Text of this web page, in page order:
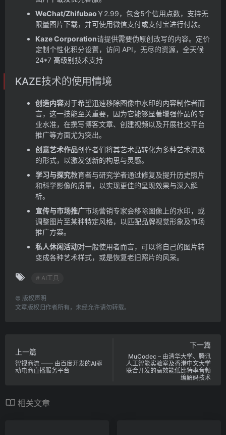
WeChat/Zhifubao ￥2.99，包含5个信用点数，支持无
限量图片下载，并可使用微信支付或支付宝进行付款。
Kaze Corporation请提供需要伪原创改写的内容。 定价
定制个性化积分设置， 访问 API， 无尽的资源， 全天候
24*7 高级别技术支持
KAZE技术的使用情境
创造内容对于希望迅速移除图像中水印的内容制作者而
言，这一技能至关重要，因为它能够显著增强作品的专
业水准，在撰写博客文章、创建视频以及开展社交平台
推广等方面尤为突出。
创意艺术作品创作者们将其艺术品转化为多种艺术流派
的形式，以激发创新的构思与灵感。
学习与探究教育者与研究学者通过修复及提升历史照片
和科学影像的质量，以实现更佳的呈现效果与深入解
析。
宣传与市场推广市场营销专家会移除图像上的水印，或
调整图片至某种特定风格，以匹配品牌视觉形象及市场
推广方案。
私人休闲活动对一般使用者而言，可以将自己的图片转
变成各种艺术样式，或是恢复老旧照片的风采。
# AI工具
© 版权声明
文章版权归作者所有，未经允许请勿转载。
上一篇
智视商流 —— 由百度开发的AI驱
动电商直播服务平台
下一篇
MuCodec – 由清华大学、腾讯
人工智能实验室及香港中文大学
联合开发的高效能低比特率音频
编解码技术
相关文章